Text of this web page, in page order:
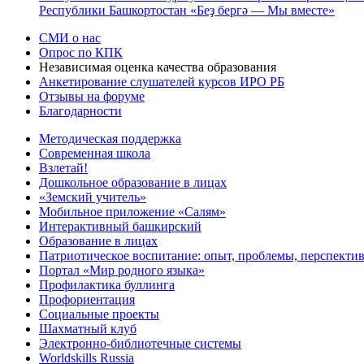
Республики Башкортостан «Беҙ бергә — Мы вместе»
СМИ о нас
Опрос по КПК
Независимая оценка качества образования
Анкетирование слушателей курсов ИРО РБ
Отзывы на форуме
Благодарности
Методическая поддержка
Современная школа
Взлетай!
Дошкольное образование в лицах
«Земский учитель»
Мобильное приложение «Салям»
Интерактивный башкирский
Образование в лицах
Патриотическое воспитание: опыт, проблемы,
Портал «Мир родного языка»
Профилактика буллинга
Профориентация
Социальные проекты
Шахматный клуб
Электронно-библиотечные системы
Worldskills Russia